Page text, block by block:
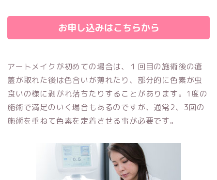
お申し込みはこちらから
アートメイクが初めての場合は、１回目の施術後の瘡
蓋が取れた後は色合いが薄れたり、部分的に色素が虫
食いの様に剥がれ落ちたりすることがあります。1度の
施術で満足のいく場合もあるのですが、通常2、3回の
施術を重ねて色素を定着させる事が必要です。